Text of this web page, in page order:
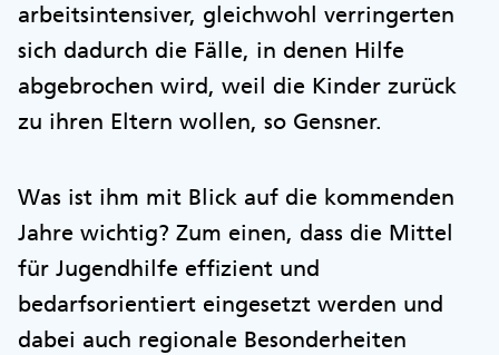
arbeitsintensiver, gleichwohl verringerten
sich dadurch die Fälle, in denen Hilfe
abgebrochen wird, weil die Kinder zurück
zu ihren Eltern wollen, so Gensner.
Was ist ihm mit Blick auf die kommenden
Jahre wichtig? Zum einen, dass die Mittel
für Jugendhilfe effizient und
bedarfsorientiert eingesetzt werden und
dabei auch regionale Besonderheiten